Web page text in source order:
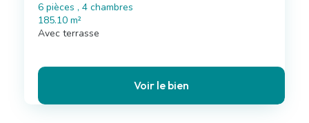
6 pièces , 4 chambres
185.10 m²
Avec terrasse
Voir le bien